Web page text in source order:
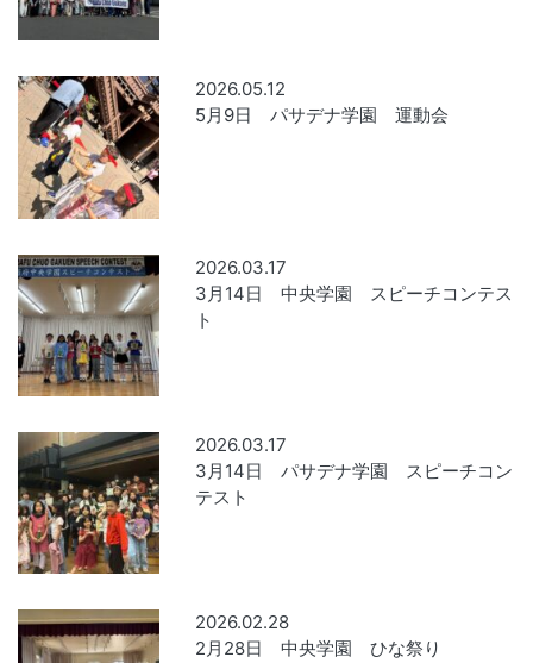
2026.05.12
5月9日 パサデナ学園 運動会
2026.03.17
3月14日 中央学園 スピーチコンテス
ト
2026.03.17
3月14日 パサデナ学園 スピーチコン
テスト
2026.02.28
2月28日 中央学園 ひな祭り